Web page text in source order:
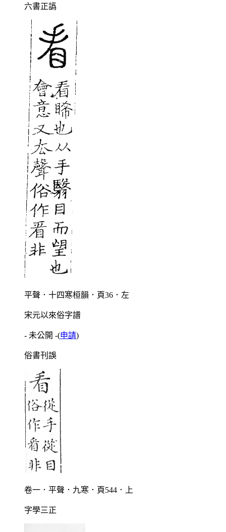
六書正譌
平聲．十四寒桓韻．頁36．左
宋元以來俗字譜
- 未公開 -(申請)
俗書刊誤
卷一．平聲．九寒．頁544．上
字學三正